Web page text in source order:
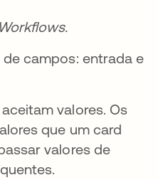
campos: entrada e
valores. Os
que um card
valores de